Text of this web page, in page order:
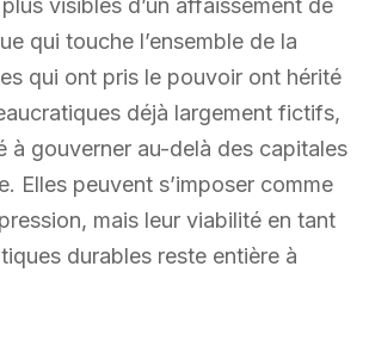
qui touche l’ensemble de la
qui ont pris le pouvoir ont hérité
déjà largement fictifs,
à gouverner au-delà des capitales
Elles peuvent s’imposer comme
mais leur viabilité en tant
durables reste entière à